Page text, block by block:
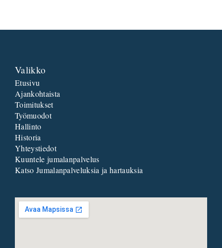
Valikko
Etusivu
Ajankohtaista
Toimitukset
Työmuodot
Hallinto
Historia
Yhteystiedot
Kuuntele jumalanpalvelus
Katso Jumalanpalveluksia ja hartauksia